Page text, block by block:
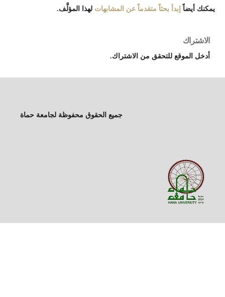
يمكنك أيضاً إبدأ بحثاً متقدماً عن المشابهات لهذا المؤلَّف.
الاشتراك
أدخل الموقع للتحقق من الاشتراك.
جميع الحقوق محفوظة لجامعة حماة